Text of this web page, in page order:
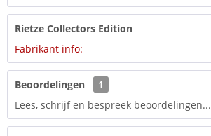
Rietze Collectors Edition
Fabrikant info:
Beoordelingen
1
Lees, schrijf en bespreek beoordelingen...